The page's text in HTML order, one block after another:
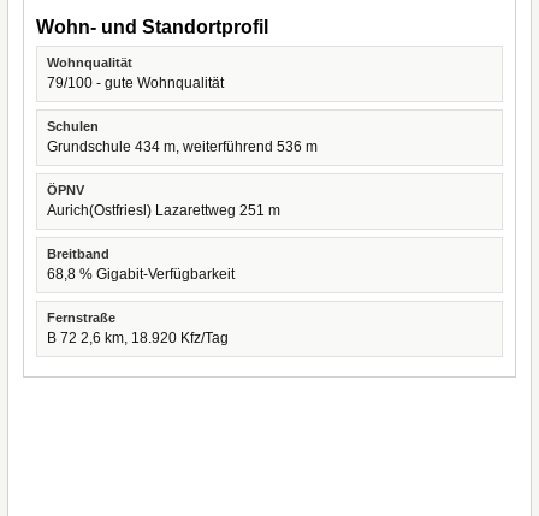
Wohn- und Standortprofil
Wohnqualität
79/100 - gute Wohnqualität
Schulen
Grundschule 434 m, weiterführend 536 m
ÖPNV
Aurich(Ostfriesl) Lazarettweg 251 m
Breitband
68,8 % Gigabit-Verfügbarkeit
Fernstraße
B 72 2,6 km, 18.920 Kfz/Tag